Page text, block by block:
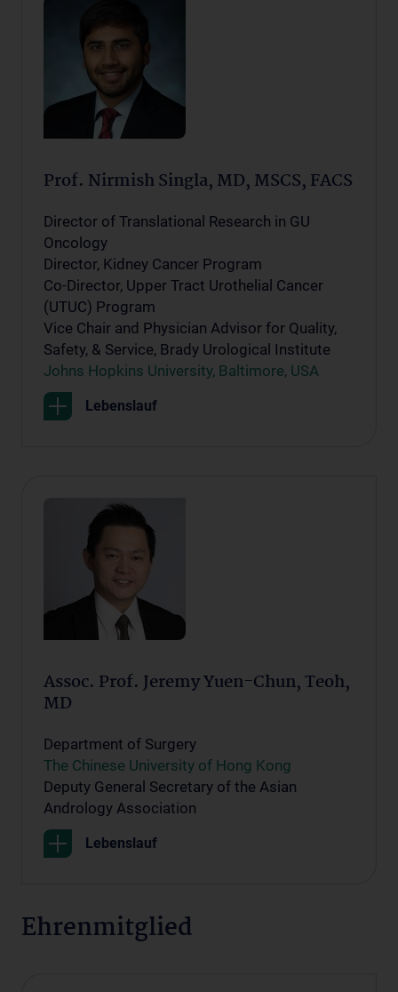
Prof. Nirmish Singla, MD, MSCS, FACS
Director of Translational Research in GU
Oncology
Director, Kidney Cancer Program
Co-Director, Upper Tract Urothelial Cancer
(UTUC) Program
Vice Chair and Physician Advisor for Quality,
Safety, & Service, Brady Urological Institute
Johns Hopkins University, Baltimore, USA
Lebenslauf
Assoc. Prof. Jeremy Yuen-Chun, Teoh,
MD
Department of Surgery
The Chinese University of Hong Kong
Deputy General Secretary of the Asian
Andrology Association
Lebenslauf
Ehrenmitglied